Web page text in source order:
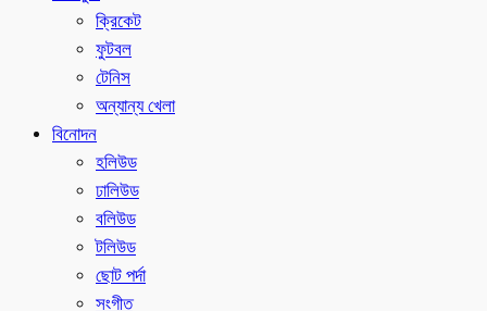
ক্রিকেট
ফুটবল
টেনিস
অন্যান্য খেলা
বিনোদন
হলিউড
ঢালিউড
বলিউড
টলিউড
ছোট পর্দা
সংগীত